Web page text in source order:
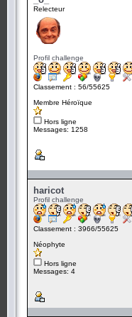
Relecteur
Profil challenge
Classement : 56/55625
Membre Héroïque
Hors ligne
Messages: 1258
haricot
Profil challenge
Classement : 3966/55625
Néophyte
Hors ligne
Messages: 4